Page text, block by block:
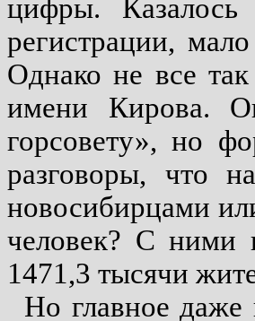
цифры.
регистрации,
Однако не все
имени Кирова.
горсовету», но
разговоры, что
новосибирцами
человек? С ними
1471,3 тысячи
Но главное даже